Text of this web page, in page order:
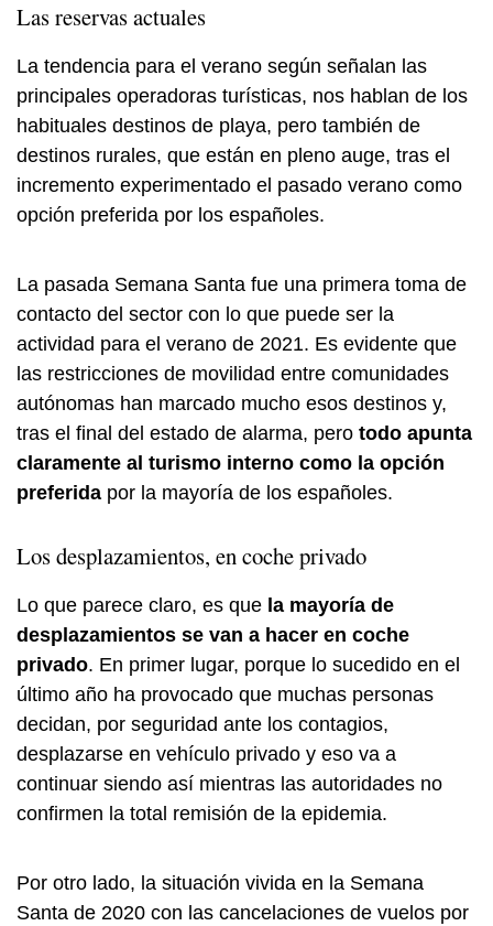
Las reservas actuales
La tendencia para el verano según señalan las
principales operadoras turísticas, nos hablan de los
habituales destinos de playa, pero también de
destinos rurales, que están en pleno auge, tras el
incremento experimentado el pasado verano como
opción preferida por los españoles.
La pasada Semana Santa fue una primera toma de
contacto del sector con lo que puede ser la
actividad para el verano de 2021. Es evidente que
las restricciones de movilidad entre comunidades
autónomas han marcado mucho esos destinos y,
tras el final del estado de alarma, pero todo apunta
claramente al turismo interno como la opción
preferida por la mayoría de los españoles.
Los desplazamientos, en coche privado
Lo que parece claro, es que la mayoría de
desplazamientos se van a hacer en coche
privado. En primer lugar, porque lo sucedido en el
último año ha provocado que muchas personas
decidan, por seguridad ante los contagios,
desplazarse en vehículo privado y eso va a
continuar siendo así mientras las autoridades no
confirmen la total remisión de la epidemia.
Por otro lado, la situación vivida en la Semana
Santa de 2020 con las cancelaciones de vuelos por